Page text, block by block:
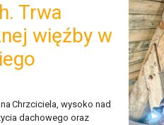
Trwa
więźby w
Chrzciciela, wysoko nad
dachowego oraz